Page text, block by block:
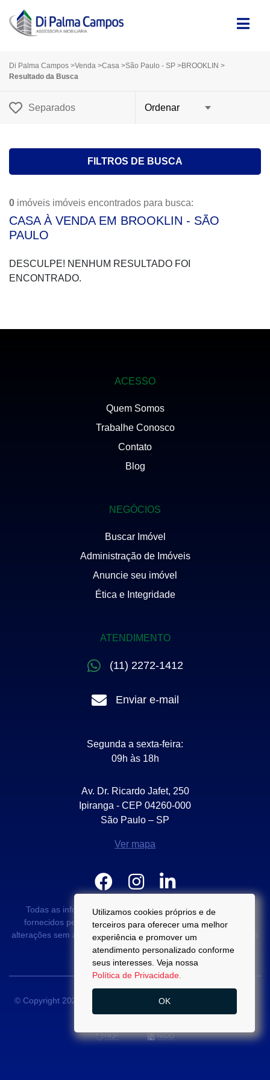
Di Palma Campos >Venda >Casa >São Paulo - SP >BROOKLIN >
Resultado da Busca
Separados
FILTROS DE BUSCA
0 imóveis imóveis encontrados para busca:
CASA À VENDA EM BROOKLIN - SÃO
PAULO
DESCULPE! NENHUM RESULTADO FOI
ENCONTRADO.
ACESSO
Quem Somos
Trabalhe Conosco
Contato
Blog
NEGÓCIOS
Buscar Imóvel
Administração de Imóveis
Anuncie seu imóvel
Ética e Integridade
ATENDIMENTO
(11) 2272-1412
Enviar e-mail
Segunda a sexta-feira:
09h às 18h
Av. Dr. Ricardo Jafet, 250
Ipiranga - CEP 04260-000
São Paulo – SP
Ver mapa
Todas as informações e valores exibidos neste portal são
fornecidos pelos proprietários dos imóveis podendo sofrer
alterações sem aviso prévio. Antes da proposta, consulte nossos
corretores.
© Copyright 2022 - Di Palma Campos -CRECI 22889-J
os direitos reservados.
Utilizamos cookies próprios e de
terceiros para oferecer uma melhor
experiência e promover um
atendimento personalizado conforme
seus interesses. Veja nossa
Política de Privacidade.
OK